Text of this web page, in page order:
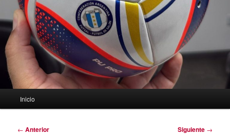
Inicio
Navegación
← Anterior Siguiente →